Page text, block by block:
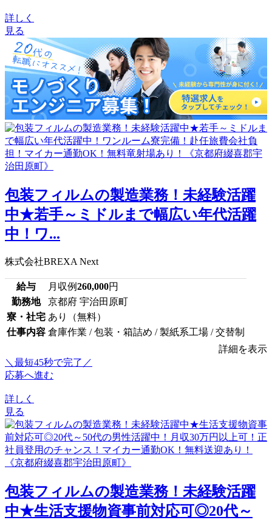
詳しく
見る
包装フィルムの製造業務！未経験活躍
中★若手～ミドルまで幅広い年代活躍
中！ワ...
株式会社BREXA Next
給与 月収例260,000円
勤務地
京都府 宇治田原町
寮・社宅 あり（無料）
仕事内容 倉庫作業 / 包装・箱詰め / 製紙系工場 / 交替制
詳細を表示
＼最短45秒で完了／
応募へ進む
詳しく
見る
包装フィルムの製造業務！未経験活躍
中★生活支援物資事前対応可◎20代～